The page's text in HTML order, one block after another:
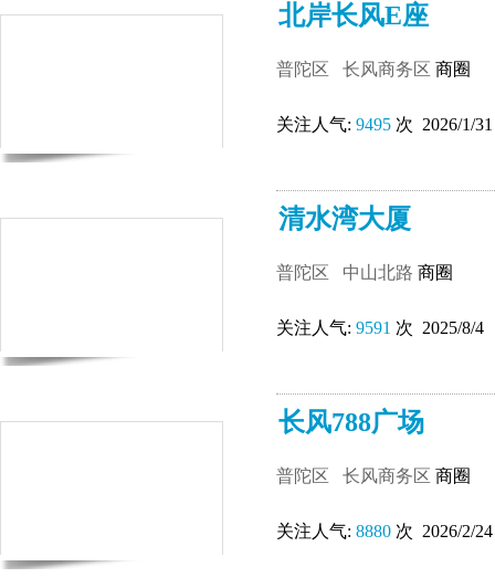
北岸长风E座
普陀区 长风商务区 商圈
关注人气: 9495 次 2026/1/31
清水湾大厦
普陀区 中山北路 商圈
关注人气: 9591 次 2025/8/4
长风788广场
普陀区 长风商务区 商圈
关注人气: 8880 次 2026/2/24